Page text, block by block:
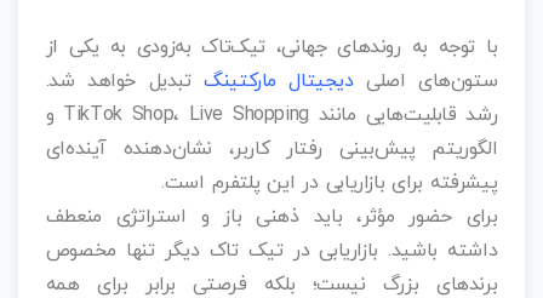
با توجه به روندهای جهانی، تیک‌تاک به‌زودی به یکی از
ستون‌های اصلیدیجیتال مارکتینگتبدیل خواهد شد.
رشد قابلیت‌هایی مانند TikTok Shop، Live Shopping و
الگوریتم پیش‌بینی رفتار کاربر، نشان‌دهنده آینده‌ای
پیشرفته برای بازاریابی در این پلتفرم است.
برای حضور مؤثر، باید ذهنی باز و استراتژی منعطف
داشته باشید. بازاریابی در تیک تاک دیگر تنها مخصوص
برندهای بزرگ نیست؛ بلکه فرصتی برابر برای همه